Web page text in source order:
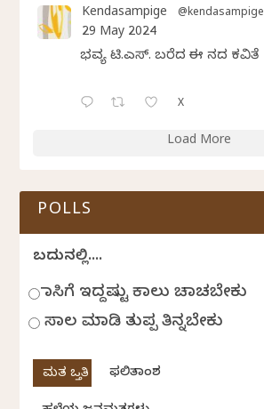
Kendasampige @kendasampige
29 May 2024
ಭವ್ಯ ಟಿ.ಎಸ್. ಬರೆದ ಈ ದಿನದ ಕವಿತೆ
X
Load More
POLLS
ಬದುಕಿನಲ್ಲಿ....
ಹಾಸಿಗೆ ಇದ್ದಷ್ಟು ಕಾಲು ಚಾಚಬೇಕು
ಸಾಲ ಮಾಡಿ ತುಪ್ಪ ತಿನ್ನಬೇಕು
ಫಲಿತಾಂಶ